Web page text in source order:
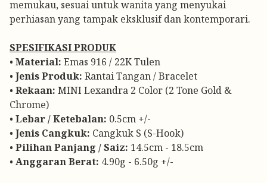
memukau, sesuai untuk wanita yang menyukai
perhiasan yang tampak eksklusif dan kontemporari.
SPESIFIKASI PRODUK
• Material: Emas 916 / 22K Tulen
• Jenis Produk: Rantai Tangan / Bracelet
• Rekaan: MINI Lexandra 2 Color (2 Tone Gold &
Chrome)
• Lebar / Ketebalan: 0.5cm +/-
• Jenis Cangkuk: Cangkuk S (S-Hook)
• Pilihan Panjang / Saiz: 14.5cm - 18.5cm
• Anggaran Berat: 4.90g - 6.50g +/-